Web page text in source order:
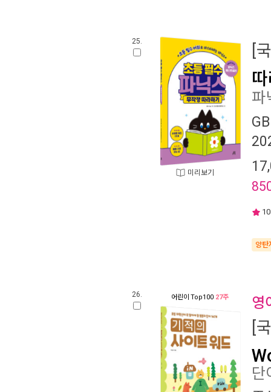
25.
미리보기
[
파
양탄
26. 어린이 Top100 27주 영
[
단